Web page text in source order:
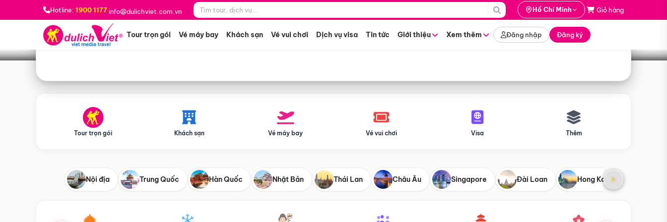
Hotline: 1900 1177 info@dulichviet.com.vn Hồ Chí Minh Giỏ hàng
Tour trọn gói Vé máy bay Khách sạn Vé vui chơi Dịch vụ visa Tin tức Giới thiệu Xem thêm Đăng nhập Đăng ký
Bạn muốn đi đâu? *
Tìm tour
Tour trọn gói Khách sạn Vé máy bay Vé vui chơi Visa Thêm
Nội địa Trung Quốc Hàn Quốc Nhật Bản Thái Lan Châu Âu Singapore Đài Loan Hong Kong